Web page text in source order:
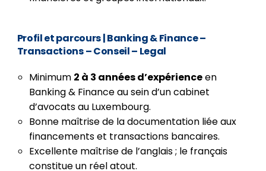
Profil et parcours| Banking & Finance –
Transactions – Conseil – Legal
Minimum 2 à 3 années d’expérienceen
Banking & Finance au sein d’un cabinet
d’avocats au Luxembourg.
Bonne maîtrise de la documentation liée aux
financements et transactions bancaires.
Excellente maîtrise de l’anglais ; le français
constitue un réel atout.